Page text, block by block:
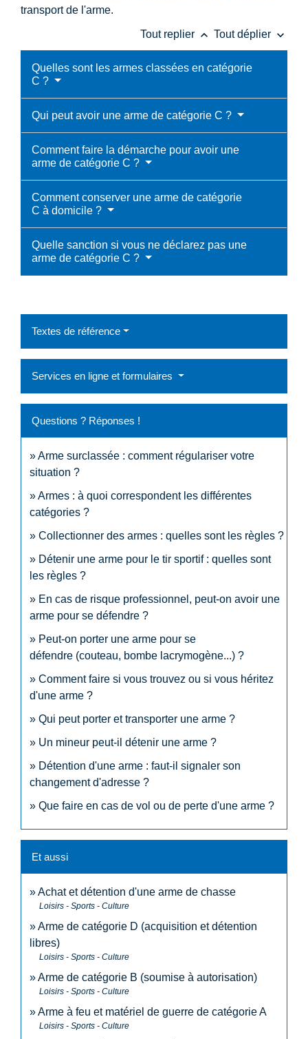
transport de l'arme.
Tout replier keyboard_arrow_up Tout déplier keyboard_arrow_down
Quelles sont les armes classées en catégorie
C ?
Qui peut avoir une arme de catégorie C ?
Comment faire la démarche pour avoir une
arme de catégorie C ?
Comment conserver une arme de catégorie
C à domicile ?
Quelle sanction si vous ne déclarez pas une
arme de catégorie C ?
Textes de référence
Services en ligne et formulaires
Questions ? Réponses !
Arme surclassée : comment régulariser votre
situation ?
Armes : à quoi correspondent les différentes
catégories ?
Collectionner des armes : quelles sont les règles ?
Détenir une arme pour le tir sportif : quelles sont
les règles ?
En cas de risque professionnel, peut-on avoir une
arme pour se défendre ?
Peut-on porter une arme pour se
défendre (couteau, bombe lacrymogène...) ?
Comment faire si vous trouvez ou si vous héritez
d'une arme ?
Qui peut porter et transporter une arme ?
Un mineur peut-il détenir une arme ?
Détention d'une arme : faut-il signaler son
changement d'adresse ?
Que faire en cas de vol ou de perte d'une arme ?
Et aussi
Achat et détention d'une arme de chasse
Loisirs - Sports - Culture
Arme de catégorie D (acquisition et détention
libres)
Loisirs - Sports - Culture
Arme de catégorie B (soumise à autorisation)
Loisirs - Sports - Culture
Arme à feu et matériel de guerre de catégorie A
Loisirs - Sports - Culture